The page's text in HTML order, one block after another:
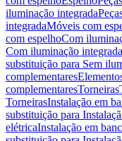
iluminação integrada
integradaMóveis com
com espelhoCom
Com iluminação integrada
substituição para Sem
complementares
complementaresTorneiras
TorneirasInstalação em
substituição para
elétricaInstalação em